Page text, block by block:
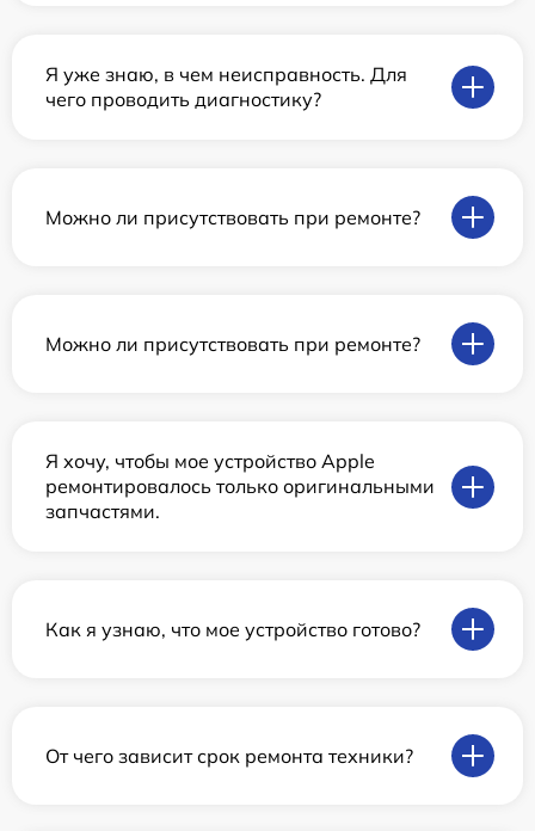
Я уже знаю, в чем неисправность. Для
чего проводить диагностику?
Можно ли присутствовать при ремонте?
Можно ли присутствовать при ремонте?
Я хочу, чтобы мое устройство Apple
ремонтировалось только оригинальными
запчастями.
Как я узнаю, что мое устройство готово?
От чего зависит срок ремонта техники?